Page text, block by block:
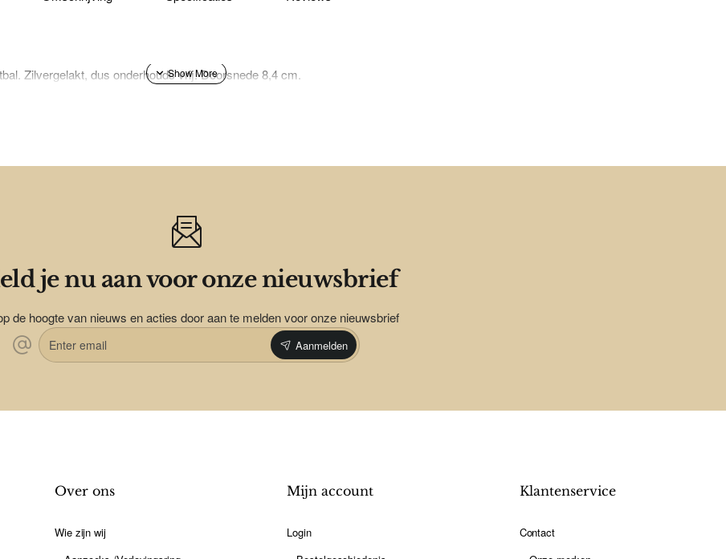
Zilvergelakt, dus onderhouds vrij. Doorsnede 8,4 cm.
je nu aan voor onze nieuwsbrief
de hoogte van nieuws en acties door aan te melden voor onze nieuwsbrief
Enter
email
Aanmelden
Over ons
Wie zijn wij
Mijn account
Login
Klantenservice
Contact